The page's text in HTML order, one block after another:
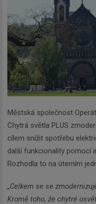
Městská společnost
Chytrá světla PLUS
cílem snížit spotřebu
další funkcionality pomocí
Rozhodla to na úterním
„Celkem se se
Kromě toho, že chytré